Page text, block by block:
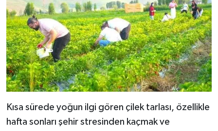
Kısa sürede yoğun ilgi gören çilek tarlası, özellikle
hafta sonları şehir stresinden kaçmak ve